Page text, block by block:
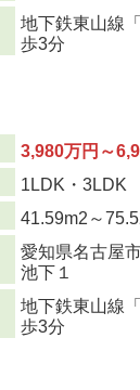
地下鉄東山線「
歩3分
3,980万円～
1LDK・3LDK
41.59m2 ～
愛知県名古屋
池下１
地下鉄東山線「
歩3分